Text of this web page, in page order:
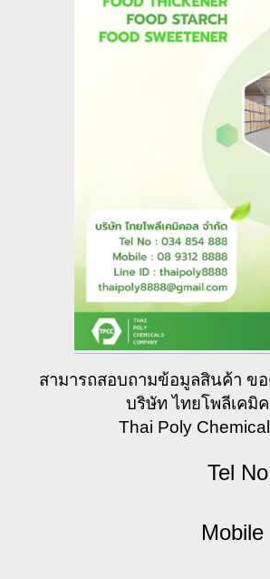
สามารถสอบถามข้อมูลสินค้า ข
บริษัท ไทยโพลีเคมิ
Thai Poly
Tel
Mobile